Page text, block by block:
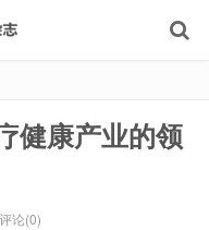
健康产业的领
评论(0)